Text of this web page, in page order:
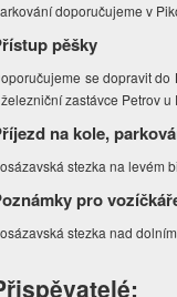
doporučujeme v
pěšky
se dopravit
zastávce Petrov
na kole,
stezka na levém
pro
stezka nad